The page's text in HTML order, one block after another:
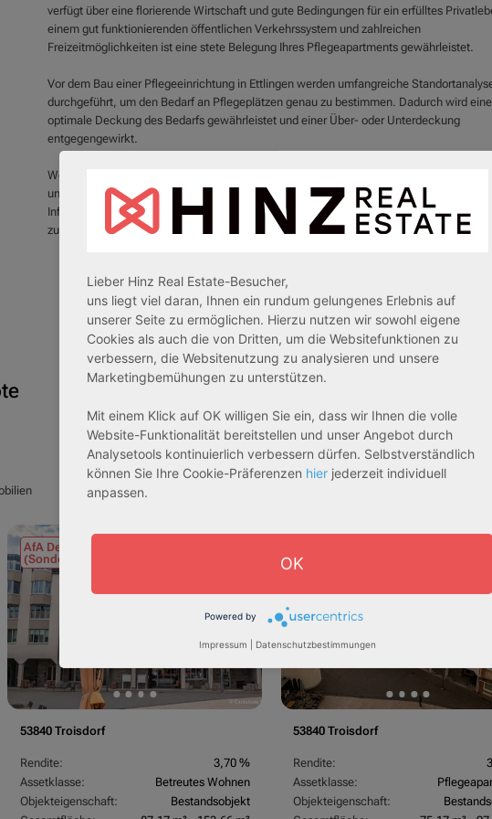
verfügt über eine florierende Wirtschaft und gute Bedingungen für ein erfülltes
einem gut funktionierenden öffentlichen Verkehrssystem und zahlreichen
Freizeitmöglichkeiten ist eine stete Belegung Ihres Pflegeapartments gewährleistet.
Vor dem Bau einer Pflegeeinrichtung in Ettlingen werden umfangreiche
durchgeführt, um den Bedarf an Pflegeplätzen genau zu bestimmen. Dadurch wird eine
optimale Deckung des Bedarfs gewährleistet und einer Über- oder Unterdeckung
entgegengewirkt.
Wenn Sie in eine Pflegeimmobilie in Ettlingen investieren möchten, treffen Sie eine
und profitable Entscheidung. Nehmen Sie gerne Kontakt mit uns auf, um weitere
Informationen zu unseren
Pflegeimmobilienin Ettlingen zu erhalten. Wir stehen Ihnen
zur Verfügung, um Sie bei Ihrer Investitionsentscheidung zu unterstützen.
Pflegeapartments
AfA Degressive 5,00 %
(Sondergutachten)
53840 Troisdorf
Rendite:
3,70 %
Assetklasse:
Betreutes Wohnen
Objekteigenschaft:
Bestandsobjekt
(Sondergutachten)
53840 Troisdorf
Rendite:
Assetklasse:
Objekteigenschaft:
Lieber Hinz Real Estate-Besucher,
uns liegt viel daran, Ihnen ein rundum gelungenes Erlebnis auf
unserer Seite zu ermöglichen. Hierzu nutzen wir sowohl eigene
Cookies als auch die von Dritten, um die Websitefunktionen zu
verbessern, die Websitenutzung zu analysieren und unsere
Marketingbemühungen zu unterstützen.
Mit einem Klick auf OK willigen Sie ein, dass wir Ihnen die volle
Website-Funktionalität bereitstellen und unser Angebot durch
Analysetools kontinuierlich verbessern dürfen. Selbstverständlich
können Sie Ihre Cookie-Präferenzen hier jederzeit individuell
anpassen.
OK
Powered by
Impressum Datenschutzbestimmungen